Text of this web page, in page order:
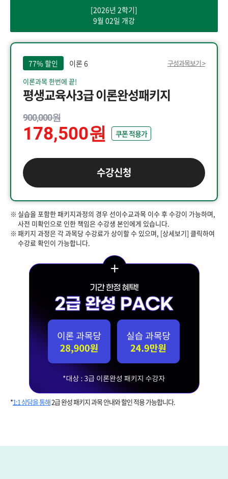
[2026년 2학기]
9월 02일 개강
77% 할인 이론 6
구성과목보기 >
이론과목 한번에 끝!
평생교육사3급 이론완성패키지
900,000원
178,500원 쿠폰 적용가
수강신청
실습을 포함한 패키지과정의 경우 선이수교과목 이수 후 수강이 가능하며,
사전 미확인으로 인한 책임은 수강생 본인에게 있습니다.
패키지 과정은 각 과목당 수강료가 상이할 수 있으며, [상세보기] 클릭하여
수강료 확인이 가능합니다.
*1:1 상담을 통해2급 완성 패키지 과목 안내와 할인 적용 가능합니다.